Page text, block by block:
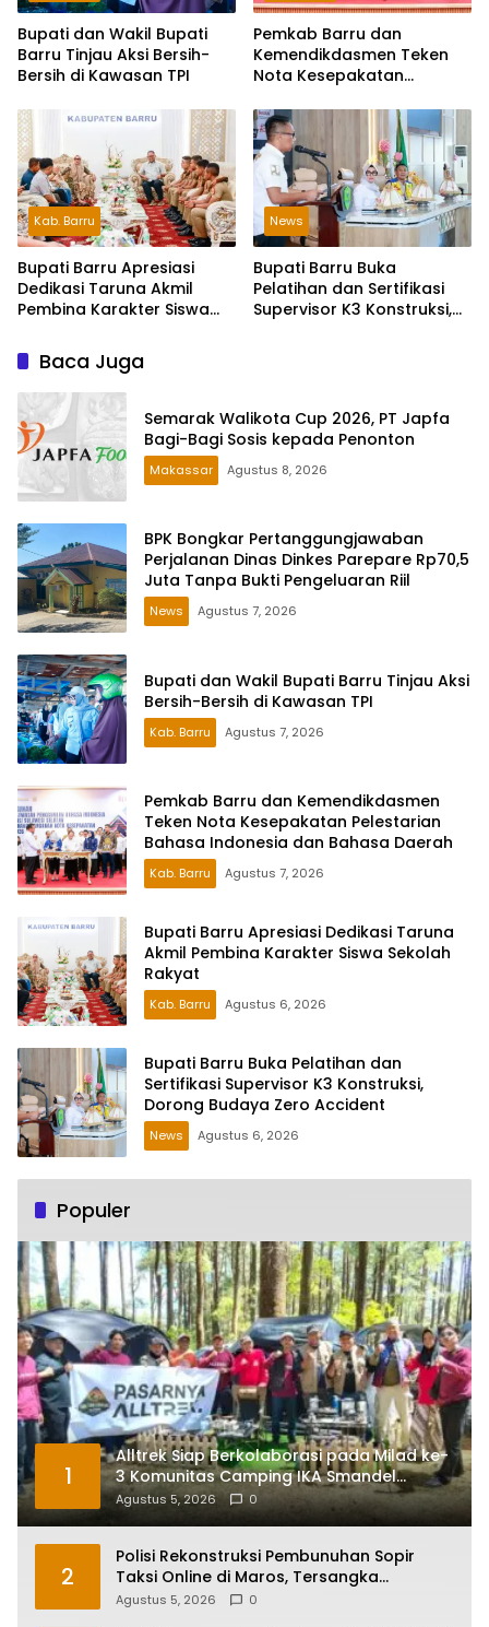
Bupati dan Wakil Bupati
Barru Tinjau Aksi Bersih-
Bersih di Kawasan TPI
Pemkab Barru dan
Kemendikdasmen Teken
Nota Kesepakatan
Indonesia dan Bahasa
Daerah
Kab. Barru
Bupati Barru Apresiasi
Dedikasi Taruna Akmil
Pembina Karakter Siswa
News
Bupati Barru Buka
Pelatihan dan Sertifikasi
Supervisor K3 Konstruksi,
Baca Juga
Semarak Walikota Cup 2026, PT Japfa
Bagi-Bagi Sosis kepada Penonton
Makassar Agustus 8, 2026
BPK Bongkar Pertanggungjawaban
Perjalanan Dinas Dinkes Parepare Rp70,5
Juta Tanpa Bukti Pengeluaran Riil
News Agustus 7, 2026
Bupati dan Wakil Bupati Barru Tinjau Aksi
Bersih-Bersih di Kawasan TPI
Kab. Barru Agustus 7, 2026
Pemkab Barru dan Kemendikdasmen
Teken Nota Kesepakatan Pelestarian
Bahasa Indonesia dan Bahasa Daerah
Kab. Barru Agustus 7, 2026
Bupati Barru Apresiasi Dedikasi Taruna
Akmil Pembina Karakter Siswa Sekolah
Rakyat
Kab. Barru Agustus 6, 2026
Bupati Barru Buka Pelatihan dan
Sertifikasi Supervisor K3 Konstruksi,
Dorong Budaya Zero Accident
News Agustus 6, 2026
Populer
1
Alltrek Siap Berkolaborasi pada Milad ke-
3 Komunitas Camping IKA Smandel
Makassar di Malino
Agustus 5, 2026 0
2
Polisi Rekonstruksi Pembunuhan Sopir
Taksi Online di Maros, Tersangka
Peragakan 24 Adegan
Agustus 5, 2026 0